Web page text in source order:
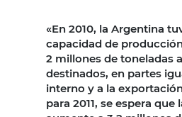
«En 2010, la Argentina
capacidad de
2 millones de toneladas
destinados, en partes
interno y a la
para 2011, se espera